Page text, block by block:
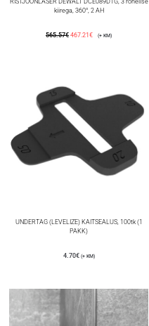
RISTJOONLASER DEWALT DCE089D1G, 3 rohelise
kiirega, 360°, 2 AH
565.57€ 467.21 € (+ KM)
UNDERTAG (LEVELIZE) KAITSEALUS, 100tk (1
PAKK)
4.70€ (+ KM)